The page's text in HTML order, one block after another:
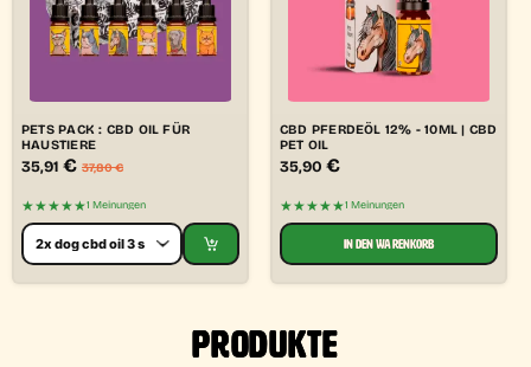
PETS PACK : CBD OIL FÜR
HAUSTIERE
35,91 € 37,80€
★★★★★1 Meinungen
CBD PFERDEÖL 12% - 10ML | CBD
PET OIL
35,90 €
★★★★★1 Meinungen
IN DEN WARENKORB
PRODUKTE